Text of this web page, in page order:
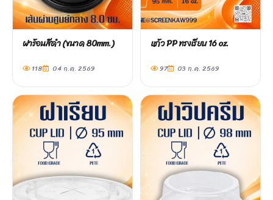
ฝาร้อนสีดำ (ขนาด 80mm.)
118 04 ก.ค. 2569
แก้ว PP ทรงเรียบ 16 oz.
97 03 ก.ค. 2569